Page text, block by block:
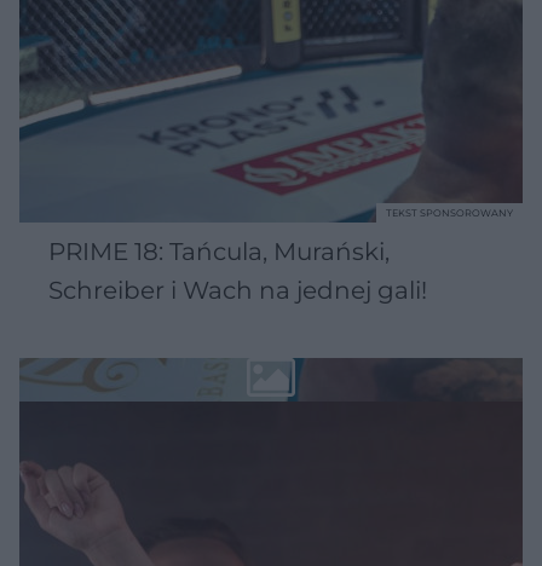
PRIME 18: Tańcula, Murański,
Schreiber i Wach na jednej gali!
TEKST SPONSOROWANY